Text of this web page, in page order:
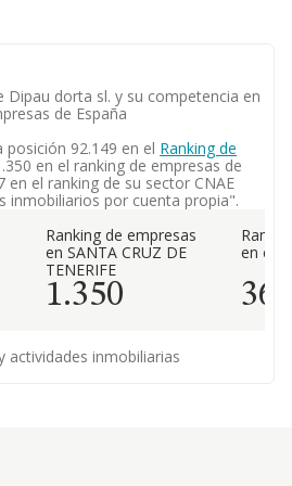
Dipau dorta sl. y su competencia en
de España
posición 92.149 en el Ranking de
en el ranking de empresas de
en el ranking de su sector CNAE
inmobiliarios por cuenta propia".
Ranking de empresas
en SANTA CRUZ DE
TENERIFE
1.350
en el
367
actividades inmobiliarias